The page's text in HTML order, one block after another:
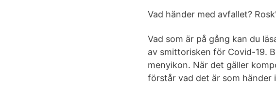
Vad händer med avfallet?
Vad som är på gång kan du
av smittorisken för Covid-19.
menyikon. När det gäller
förstår vad det är som händer